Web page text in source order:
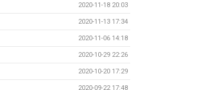
2020-11-18 20:03
2020-11-13 17:34
2020-11-06 14:18
2020-10-29 22:26
2020-10-20 17:29
2020-09-22 17:48